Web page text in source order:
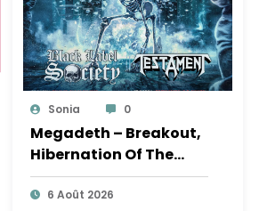
Sonia 0
Megadeth – Breakout,
Hibernation Of The
Nations Europe Tour
20276 Août 2026